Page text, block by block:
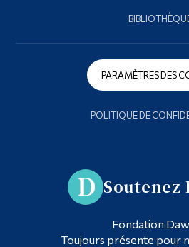
PARAMÈTRES DES
POLITIQUE DE
Soutenez
Fondation
Toujours présente pour